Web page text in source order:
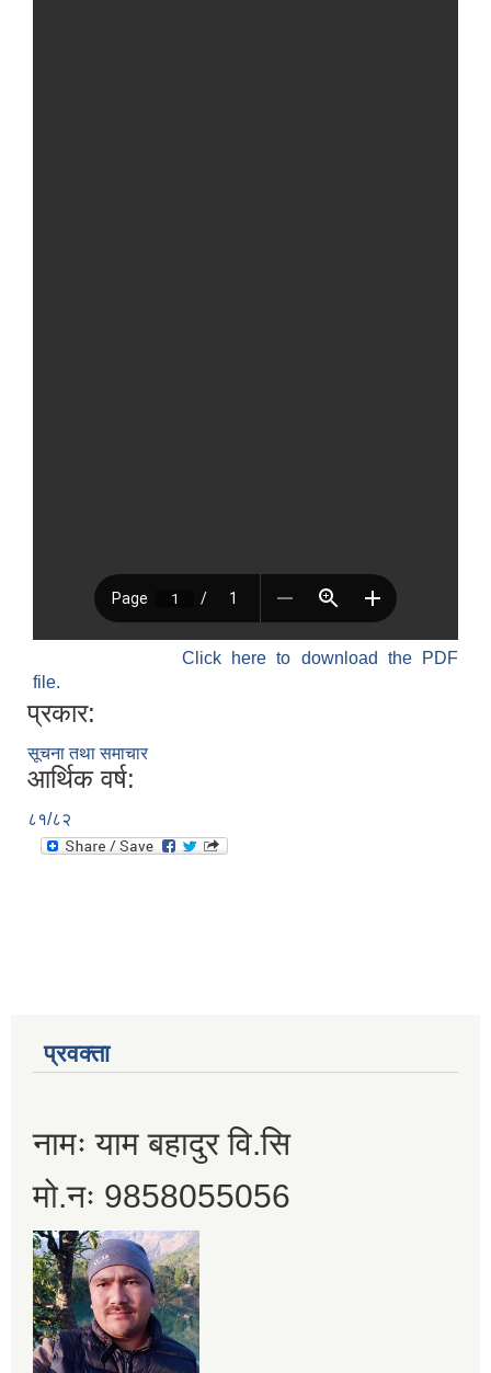
Click here to download the PDF
file.
प्रकार:
सूचना तथा समाचार
आर्थिक वर्ष:
८१/८२
प्रवक्ता
नामः याम बहादुर वि.सि
मो.नः 9858055056